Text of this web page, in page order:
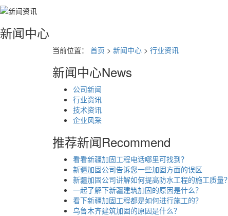
新闻中心
当前位置： 首页 > 新闻中心 > 行业资讯
新闻中心News
公司新闻
行业资讯
技术资讯
企业风采
推荐新闻Recommend
看看新疆加固工程电话哪里可找到？
新疆加固公司告诉您一些加固方面的误区
新疆加固公司讲解如何提高防水工程的施工质量？
一起了解下新疆建筑加固的原因是什么？
看下新疆加固工程都是如何进行施工的？
乌鲁木齐建筑加固的原因是什么？